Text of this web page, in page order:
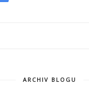
ARCHIV BLOGU